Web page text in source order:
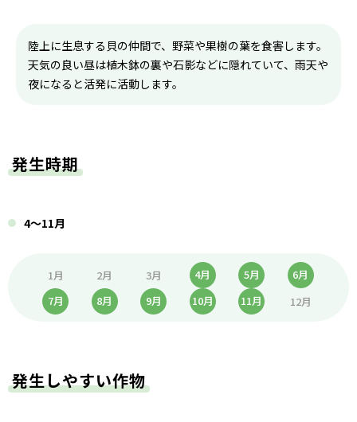
陸上に生息する貝の仲間で、野菜や果樹の葉を食害します。
天気の良い昼は植木鉢の裏や石影などに隠れていて、雨天や
夜になると活発に活動します。
発生時期
4〜11月
1月 2月 3月 4月 5月
6月
7月
8月 9月 10月 11月 12月
発生しやすい作物